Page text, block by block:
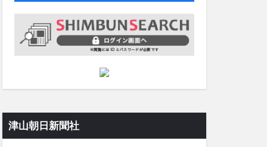
津山朝日新聞社